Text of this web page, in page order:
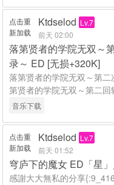
点击重
新加载
Ktdselod Lv.7
前天 02:00
落第贤者的学院无双～
录～ ED [无损+320K]
落第贤者的学院无双～第
第贤者的学院无双～第二
音乐下载
点击重
新加载
Ktdselod Lv.7
前天 01:52
穹庐下的魔女 ED「星
感謝大大無私的分享